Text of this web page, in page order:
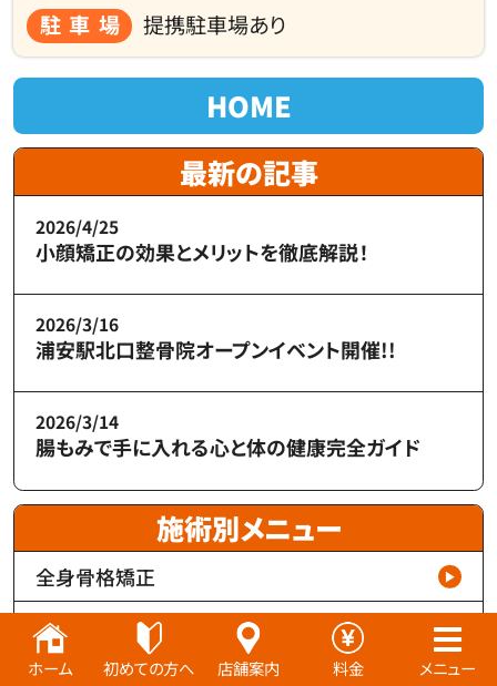
ホーム 初めての方へ 店舗案内 料金 メニュー
駐車場
提携駐車場あり
HOME
最新の記事
2026/4/25
小顔矯正の効果とメリットを徹底解説！
2026/3/16
浦安駅北口整骨院オープンイベント開催!!
2026/3/14
腸もみで手に入れる心と体の健康完全ガイド
施術別メニュー
全身骨格矯正
鍼、美容鍼
電気治療